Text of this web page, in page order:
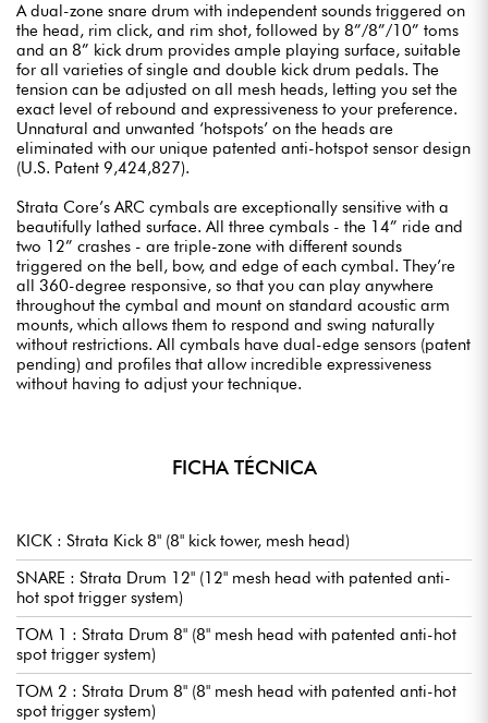
A dual-zone snare drum with independent sounds triggered on
the head, rim click, and rim shot, followed by 8”/8”/10” toms
and an 8” kick drum provides ample playing surface, suitable
for all varieties of single and double kick drum pedals. The
tension can be adjusted on all mesh heads, letting you set the
exact level of rebound and expressiveness to your preference.
Unnatural and unwanted ‘hotspots’ on the heads are
eliminated with our unique patented anti-hotspot sensor design
(U.S. Patent 9,424,827).
Strata Core’s ARC cymbals are exceptionally sensitive with a
beautifully lathed surface. All three cymbals - the 14” ride and
two 12” crashes - are triple-zone with different sounds
triggered on the bell, bow, and edge of each cymbal. They’re
all 360-degree responsive, so that you can play anywhere
throughout the cymbal and mount on standard acoustic arm
mounts, which allows them to respond and swing naturally
without restrictions. All cymbals have dual-edge sensors (patent
pending) and profiles that allow incredible expressiveness
without having to adjust your technique.
FICHA TÉCNICA
KICK : Strata Kick 8" (8" kick tower, mesh head)
SNARE : Strata Drum 12" (12" mesh head with patented anti-
hot spot trigger system)
TOM 1 : Strata Drum 8" (8" mesh head with patented anti-hot
spot trigger system)
TOM 2 : Strata Drum 8" (8" mesh head with patented anti-hot
spot trigger system)